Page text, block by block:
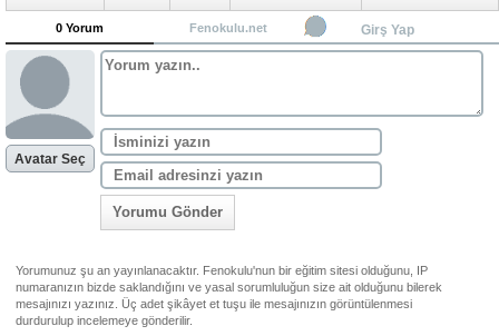
0 Yorum Fenokulu.net Girş Yap
Avatar Seç
Yorumu Gönder
Yorumunuz şu an yayınlanacaktır. Fenokulu'nun bir eğitim sitesi olduğunu, IP
numaranızın bizde saklandığını ve yasal sorumluluğun size ait olduğunu bilerek
mesajınızı yazınız. Üç adet şikâyet et tuşu ile mesajınızın görüntülenmesi
durdurulup incelemeye gönderilir.